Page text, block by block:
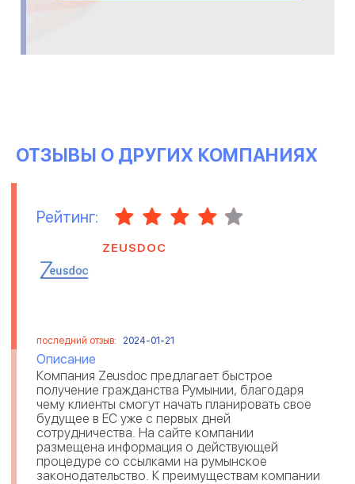
ОТЗЫВЫ О ДРУГИХ КОМПАНИЯХ
Рейтинг:
ZEUSDOC
последний отзыв: 2024-01-21
Описание
Компания Zeusdoc предлагает быстрое
получение гражданства Румынии, благодаря
чему клиенты смогут начать планировать свое
будущее в ЕС уже с первых дней
сотрудничества. На сайте компании
размещена информация о действующей
процедуре со ссылками на румынское
законодательство. К преимуществам компании